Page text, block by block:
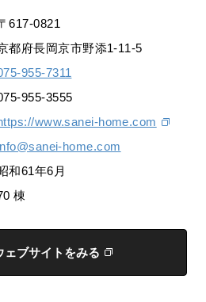
617-0821
都府長岡京市野添1-11-5
955-7311
955-3555
www.sanei-home.com
home.com
和61年6月
棟
ェブサイトをみる